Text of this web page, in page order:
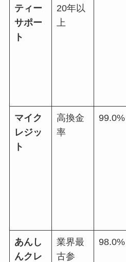
ティー
サポー
ト
20年以
上
マイク
レジッ
ト
高換金
率
99.0%
あんし
んクレ
業界最
古参
98.0%